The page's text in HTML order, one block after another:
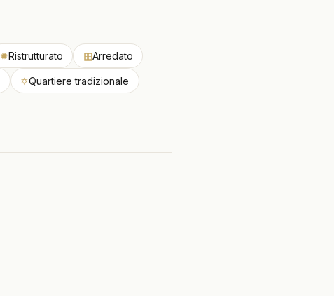
✹Ristrutturato ▦Arredato
✡Quartiere tradizionale